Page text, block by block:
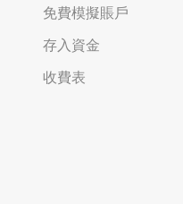
免費模擬賬戶
存入資金
收費表